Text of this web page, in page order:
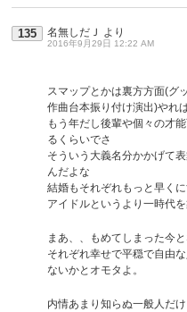
135 名無しだＪ より
2016年9月29日 12:22 AM
スマップとかは裏方方面(グ
作曲台本振り付け演出)やれ
もう年だし後輩や個々の才
るくらいでさ
そういう大義名分かかげて
んだよな
結婚もそれぞれもっと早く
アイドルというより一時代
まあ、、もめてしまった今
それぞれ幸せで平穏で自由
ないかとオモタよ。
内情あまり知らぬ一般人だ